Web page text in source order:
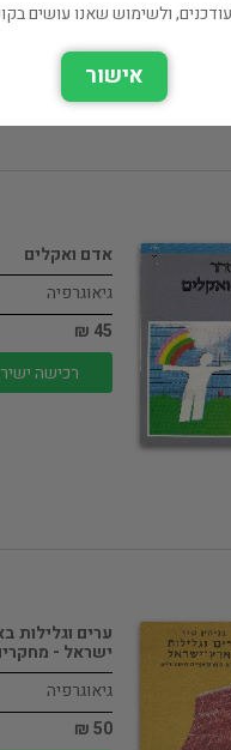
אדם ואקלים
גיאוגרפיה
45 ₪
רכישה
ערים וגלילות
ישראל -
גיאוגרפיה
50 ₪
ולשימוש שאנו עושים
אישור